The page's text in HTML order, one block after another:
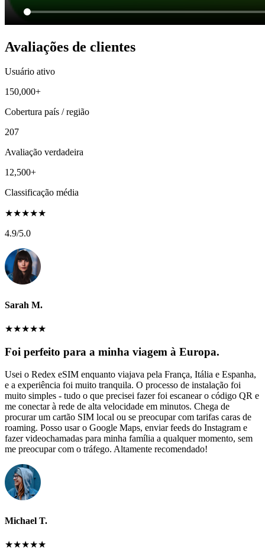
Avaliações de clientes
Usuário ativo
150,000+
Cobertura país / região
207
Avaliação verdadeira
12,500+
Classificação média
★★★★★
4.9/5.0
Sarah M.
★★★★★
Foi perfeito para a minha viagem à Europa.
Usei o Redex eSIM enquanto viajava pela França, Itália e Espanha,
e a experiência foi muito tranquila. O processo de instalação foi
muito simples - tudo o que precisei fazer foi escanear o código QR e
me conectar à rede de alta velocidade em minutos. Chega de
procurar um cartão SIM local ou se preocupar com tarifas caras de
roaming. Posso usar o Google Maps, enviar feeds do Instagram e
fazer videochamadas para minha família a qualquer momento, sem
me preocupar com o tráfego. Altamente recomendado!
Michael T.
★★★★★